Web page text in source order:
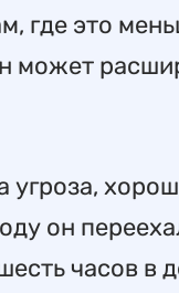
где это
может
угроза,
он
часов в